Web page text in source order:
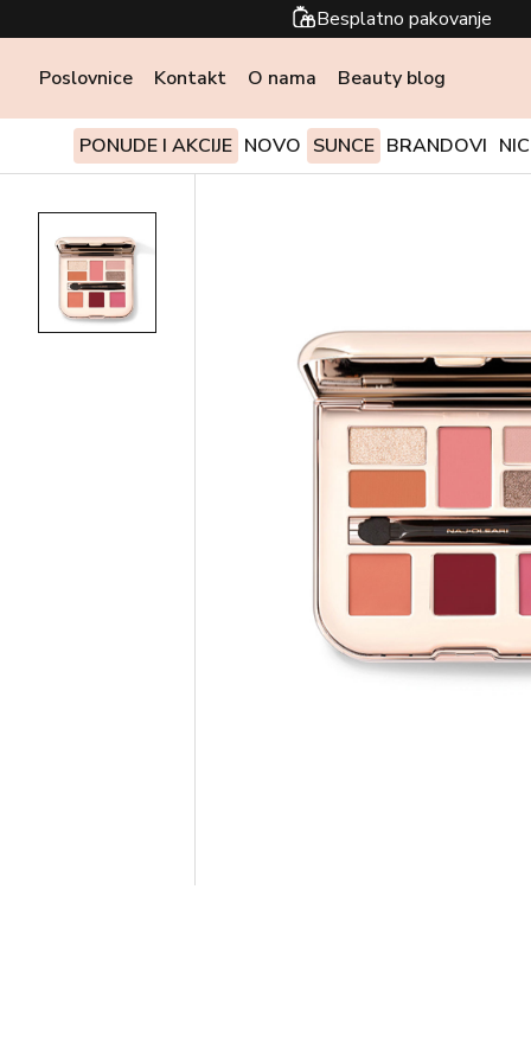
Besplatno pakovanje
Poslovnice Kontakt O nama Beauty blog
PONUDE I AKCIJE NOVO SUNCE BRANDOVI